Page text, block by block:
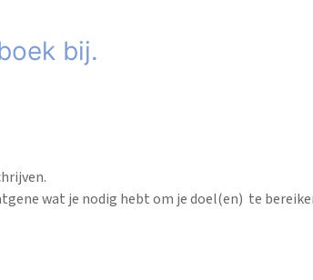
bij.
wat je nodig hebt om je doel(en) te